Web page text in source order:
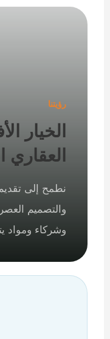
رؤيتنا
الخيار
العقاري
نطمح إلى تقديم
والتصميم
وشركاء ومواد